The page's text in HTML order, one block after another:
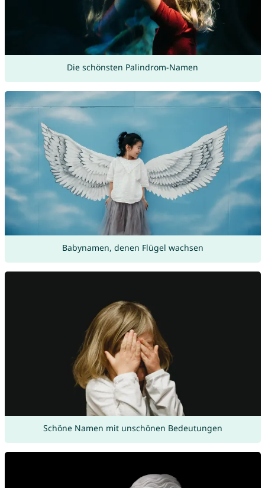
Die schönsten Palindrom-Namen
Babynamen, denen Flügel wachsen
Schöne Namen mit unschönen Bedeutungen